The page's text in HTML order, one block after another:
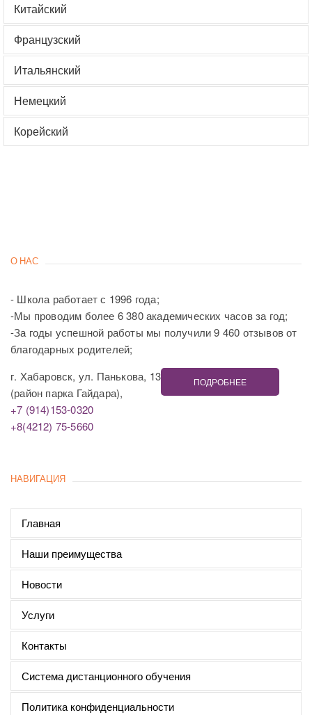
Китайский
Французский
Итальянский
Немецкий
Корейский
О НАС
- Школа работает с 1996 года;
-Мы проводим более 6 380 академических часов за год;
-За годы успешной работы мы получили 9 460 отзывов от
благодарных родителей;
г. Хабаровск, ул. Панькова, 13
(район парка Гайдара),
+7 (914)153-0320
+8(4212) 75-5660
ПОДРОБНЕЕ
НАВИГАЦИЯ
Главная
Наши преимущества
Новости
Услуги
Контакты
Система дистанционного обучения
Политика конфиденциальности